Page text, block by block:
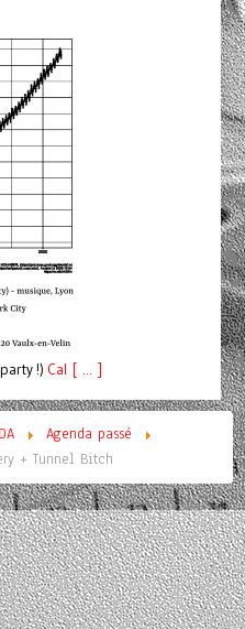
!) Cal [ ... ]
Agenda passé
+ Tunnel Bitch